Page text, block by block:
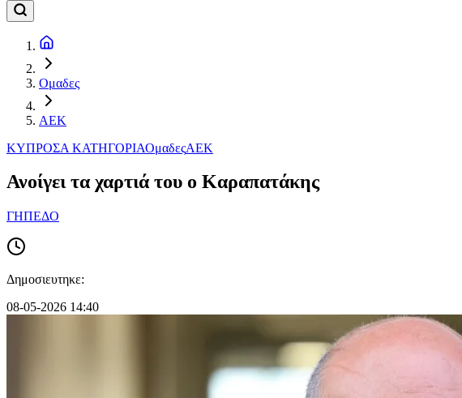
Ομαδες
ΑΕΚ
ΚΥΠΡΟΣΑ ΚΑΤΗΓΟΡΙΑΟμαδεςΑΕΚ
Ανοίγει τα χαρτιά του ο Καραπατάκης
ΓΗΠΕΔΟ
Δημοσιευτηκε:
08-05-2026 14:40